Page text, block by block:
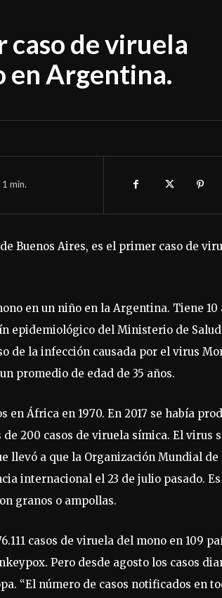
caso de viruela
en Argentina.
1 min.
Buenos Aires, es el primer caso de
en un niño en la Argentina. Tiene 10
epidemiológico del Ministerio de Salud
de la infección causada por el virus
promedio de edad de 35 años.
África en 1970. En 2017 se había
200 casos de viruela símica. El virus
llevó a que la Organización Mundial
internacional el 23 de julio pasado.
granos o ampollas.
casos de viruela del mono en 109
Pero desde agosto los casos
“El número de casos notificados en